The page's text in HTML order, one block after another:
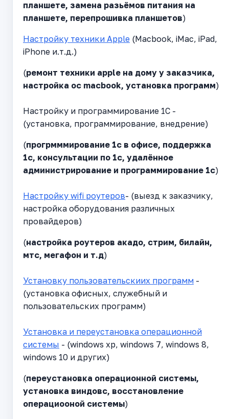
планшете, замена разьёмов питания на
планшете, перепрошивка планшетов)
Настройку техники Apple (Macbook, iMac, iPad,
iPhone и.т.д.)
(ремонт техники apple на дому у заказчика,
настройка ос macbook, установка программ)
Настройку и программирование 1С -
(установка, программирование, внедрение)
(прогрмммирование 1с в офисе, поддержка
1с, консультации по 1с, удалённое
администрирование и программирование 1с)
Настройку wifi роутеров- (выезд к заказчику,
настройка оборудования различных
провайдеров)
(настройка роутеров акадо, стрим, билайн,
мтс, мегафон и т.д)
Установку пользовательскиих программ -
(установка офисных, служебный и
пользовательских программ)
Установка и переустановка операционной
системы - (windows xp, windows 7, windows 8,
windows 10 и других)
(переустановка операционной системы,
установка виндовс, восстановление
операциооной системы)